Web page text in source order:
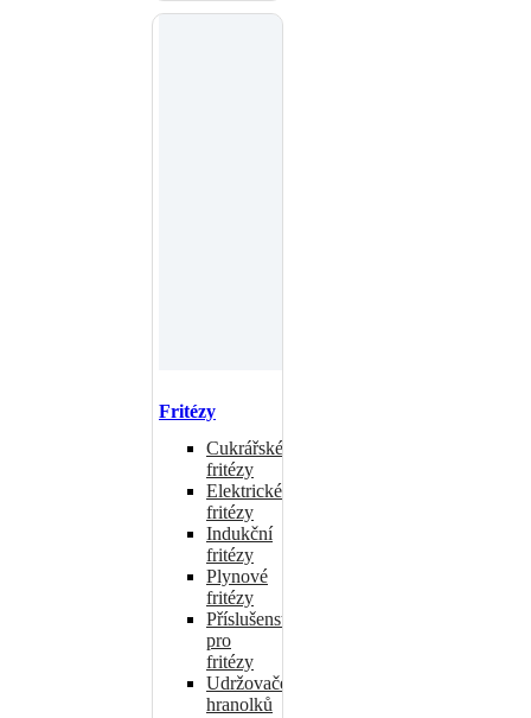
Fritézy
Cukrářské
fritézy
Elektrické
fritézy
Indukční
fritézy
Plynové
fritézy
Příslušenství
pro
fritézy
Udržovače
hranolků